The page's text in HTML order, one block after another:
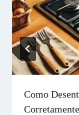
Como
Corretamente